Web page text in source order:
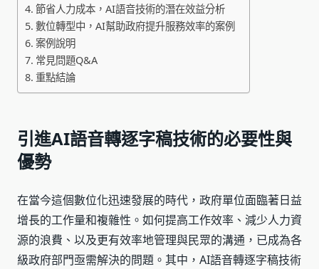
節省人力成本，AI語音技術的潛在效益分析
數位轉型中，AI幫助政府提升服務效率的案例
案例說明
常見問題Q&A
重點結論
引進AI語音轉逐字稿技術的必要性與
優勢
在當今這個數位化迅速發展的時代，政府單位面臨著日益
增長的工作量和複雜性。如何提高工作效率、減少人力資
源的浪費、以及更有效率地管理與民眾的溝通，已成為各
級政府部門亟需解決的問題。其中，AI語音轉逐字稿技術